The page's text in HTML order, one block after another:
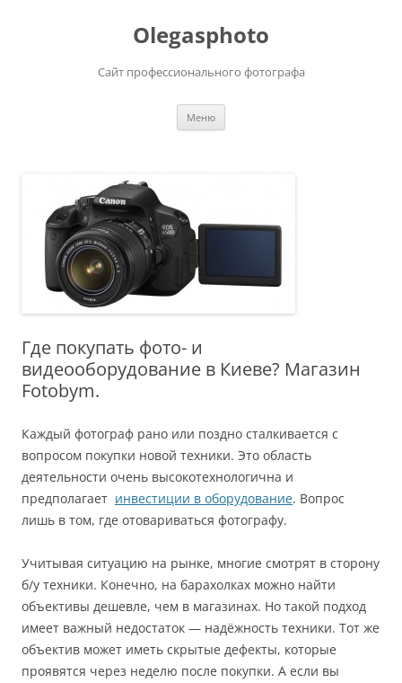
Olegasphoto
Сайт профессионального фотографа
Меню
Где покупать фото- и
видеооборудование в Киеве? Магазин
Fotobym.
Каждый фотограф рано или поздно сталкивается с
вопросом покупки новой техники. Это область
деятельности очень высокотехнологична и
предполагает инвестиции в оборудование. Вопрос
лишь в том, где отовариваться фотографу.
Учитывая ситуацию на рынке, многие смотрят в сторону
б/у техники. Конечно, на барахолках можно найти
объективы дешевле, чем в магазинах. Но такой подход
имеет важный недостаток — надёжность техники. Тот же
объектив может иметь скрытые дефекты, которые
проявятся через неделю после покупки. А если вы